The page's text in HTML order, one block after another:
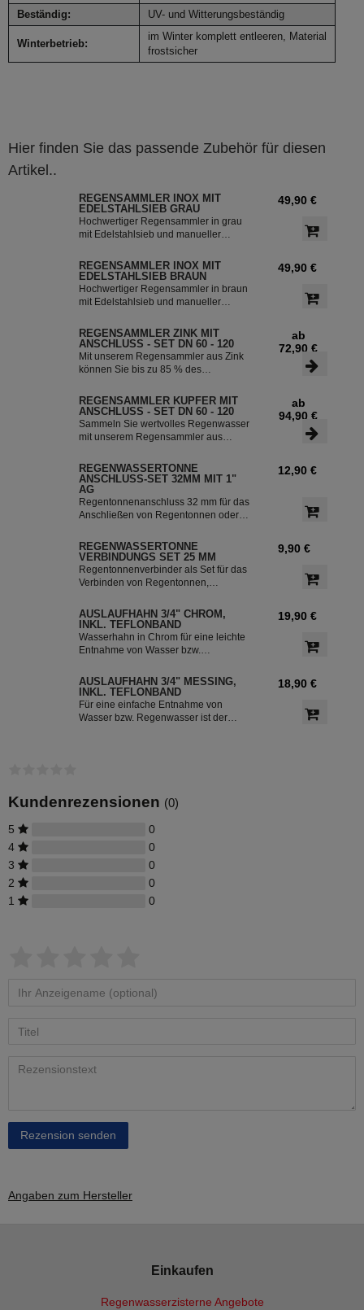
Beständig: UV- und Witterungsbeständig
Winterbetrieb:
im Winter komplett entleeren, Material
frostsicher
Hier finden Sie das passende Zubehör für diesen
Artikel..
REGENSAMMLER INOX MIT
EDELSTAHLSIEB GRAU
Hochwertiger Regensammler in grau
mit Edelstahlsieb und manueller
Regenwasserfilter INOX verfügt über
einen integriertem Überlaufstop und
leitet zuverlässig sauberes
Regenwasser in ihre Regentonne.
Welt exportiert.
49,90 €
REGENSAMMLER INOX MIT
EDELSTAHLSIEB BRAUN
Hochwertiger Regensammler in braun
mit Edelstahlsieb und manueller
Regenwasserfilter INOX verfügt über
einen integriertem Überlaufstop und
leitet zuverlässig sauberes
Regenwasser in ihre Regentonne.
Welt exportiert.
49,90 €
REGENSAMMLER ZINK MIT
ANSCHLUSS - SET DN 60 - 120
Mit unserem Regensammler aus Zink
können Sie bis zu 85 % des
und in Ihrer Regentonne speichern.
Der Regensammler ist frostsicher und
lässt sich durch das Schiebeteil einfach
ein- und ausbauen. Der flexible
besonders einfach.
ab
72,90 €
REGENSAMMLER KUPFER MIT
ANSCHLUSS - SET DN 60 - 120
Sammeln Sie wertvolles Regenwasser
mit unserem Regensammler aus
Set ermöglicht eine effiziente Nutzung
des Regenwassers und ist einfach zu
installieren. Damit können Sie bis zu
85 % des anfallenden Regenwassers
sammeln und in Ihre Regentonne
ab
94,90 €
REGENWASSERTONNE
ANSCHLUSS-SET 32MM MIT 1"
AG
Regentonnenanschluss 32 mm für das
Anschließen von Regentonnen oder
Schlauchdurchmesser von 32 mm.
12,90 €
REGENWASSERTONNE
VERBINDUNGS SET 25 MM
Regentonnenverbinder als Set für das
Verbinden von Regentonnen,
Regenwassertank mit einem
Schlauchdurchmesser von 25 mm
9,90 €
AUSLAUFHAHN 3/4" CHROM,
INKL. TEFLONBAND
Wasserhahn in Chrom für eine leichte
Entnahme von Wasser bzw.
Der Absperrhahn hat ein 3/4 Zoll
Außengewinde für eine einfache
Montage an der Regenwassertonne.
Das Teflonband dichtete das Gewinde
19,90 €
AUSLAUFHAHN 3/4" MESSING,
INKL. TEFLONBAND
Für eine einfache Entnahme von
Wasser bzw. Regenwasser ist der
Lieferumfang enthalten.
18,90 €
Kundenrezensionen (0)
5
0
4
0
3
0
2
0
1
0
Rezension senden
Angaben zum Hersteller
Einkaufen
Regenwasserzisterne Angebote